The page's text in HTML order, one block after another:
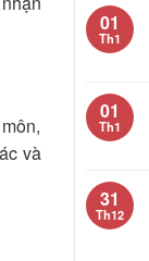
và
01
Th1
01
Th1
31
Th12